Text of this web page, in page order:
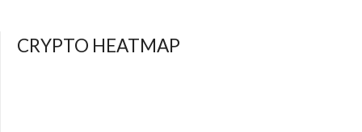
CRYPTO HEATMAP